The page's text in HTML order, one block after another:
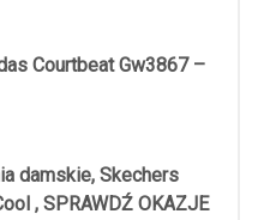
Courtbeat Gw3867 –
damskie, Skechers
, SPRAWDŹ OKAZJE